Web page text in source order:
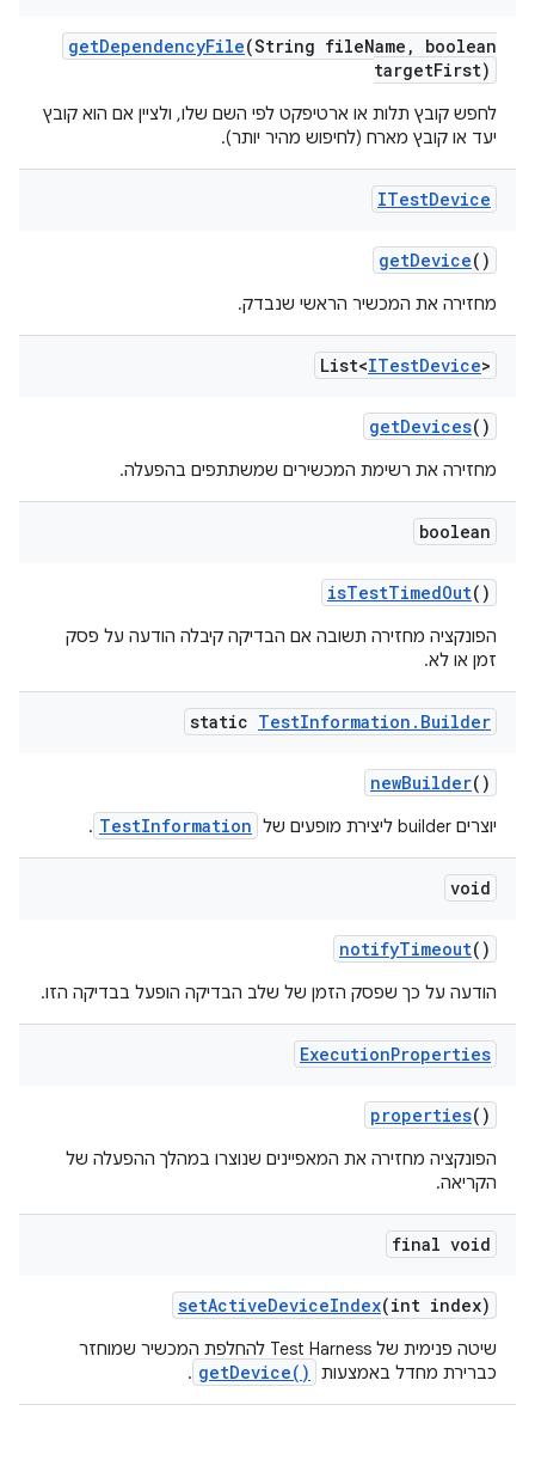
getDependencyFile(String fileName ,
boolean
targetFirst)
לחפש קובץ תלות או ארטיפקט לפי השם שלו, ולציין אם הוא קובץ
יעד או קובץ מארח (לחיפוש מהיר יותר).
ITestDevice
getDevice()
מחזירה את המכשיר הראשי שנבדק.
List<ITestDevice>
getDevices()
מחזירה את רשימת המכשירים שמשתתפים בהפעלה.
boolean
isTestTimedOut()
הפונקציה מחזירה תשובה אם הבדיקה קיבלה הודעה על פסק
זמן או לא.
static TestInformation . Builder
newBuilder()
יוצרים builder ליצירת מופעים של TestInformation
.
void
notifyTimeout()
הודעה על כך שפסק הזמן של שלב הבדיקה הופעל בבדיקה הזו.
ExecutionProperties
properties()
הפונקציה מחזירה את המאפיינים שנוצרו במהלך ההפעלה של
הקריאה.
final void
setActiveDeviceIndex(int index)
שיטה פנימית של Test Harness להחלפת המכשיר שמוחזר
כברירת מחדל באמצעות
getDevice()
.